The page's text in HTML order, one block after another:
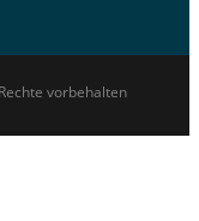
vorbehalten